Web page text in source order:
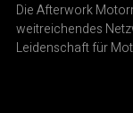
Die Afterwork
weitreichendes
Leidenschaft für